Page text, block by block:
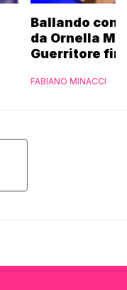
Ballando con
da Ornella
Guerritore
l’esclusiva di
FABIANO MINACCI